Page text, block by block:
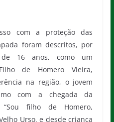
com a proteção das
foram descritos, por
de 16 anos, como um
de Homero Vieira,
na região, o jovem
com a chegada da
“Sou filho de Homero,
Urso, e desde criança